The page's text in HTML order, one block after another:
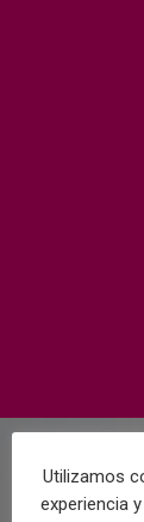
Utilizamos
experiencia